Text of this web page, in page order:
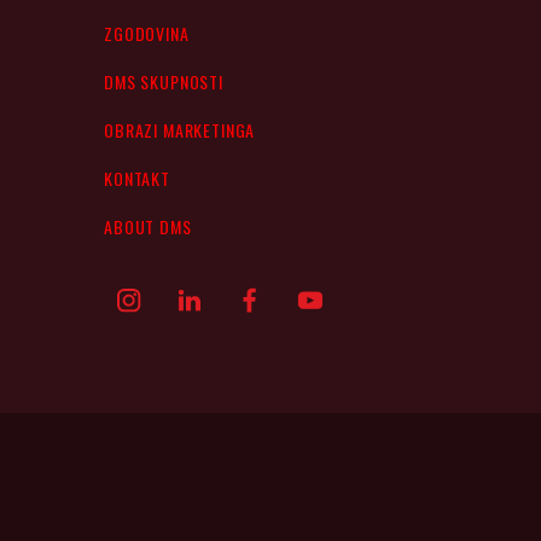
ZGODOVINA
DMS SKUPNOSTI
OBRAZI MARKETINGA
KONTAKT
ABOUT DMS